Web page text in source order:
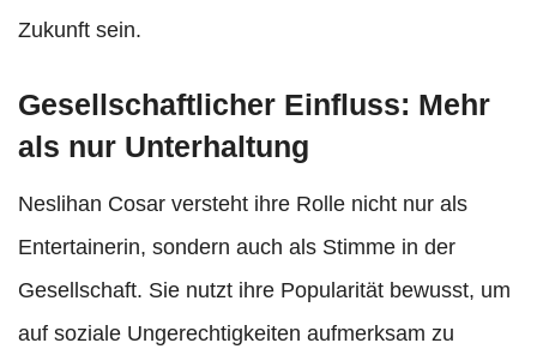
Zukunft sein.
Gesellschaftlicher Einfluss: Mehr
als nur Unterhaltung
Neslihan Cosar versteht ihre Rolle nicht nur als
Entertainerin, sondern auch als Stimme in der
Gesellschaft. Sie nutzt ihre Popularität bewusst, um
auf soziale Ungerechtigkeiten aufmerksam zu